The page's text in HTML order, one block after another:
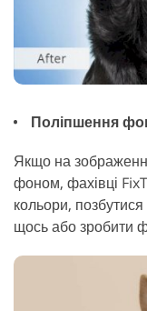
Поліпшення
Якщо на
фоном, фахівці
кольори,
щось або зробити